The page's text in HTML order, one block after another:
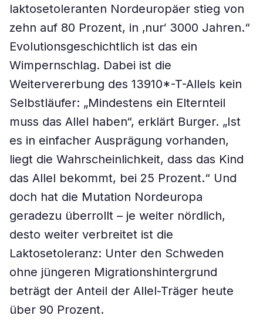
laktosetoleranten Nordeuropäer stieg von
zehn auf 80 Prozent, in ‚nur‘ 3000 Jahren.“
Evolutionsgeschichtlich ist das ein
Wimpernschlag. Dabei ist die
Weitervererbung des 13910*-T-Allels kein
Selbstläufer: „Mindestens ein Elternteil
muss das Allel haben“, erklärt Burger. „Ist
es in einfacher Ausprägung vorhanden,
liegt die Wahrscheinlichkeit, dass das Kind
das Allel bekommt, bei 25 Prozent.“ Und
doch hat die Mutation Nordeuropa
geradezu überrollt – je weiter nördlich,
desto weiter verbreitet ist die
Laktosetoleranz: Unter den Schweden
ohne jüngeren Migrationshintergrund
beträgt der Anteil der Allel-Träger heute
über 90 Prozent.